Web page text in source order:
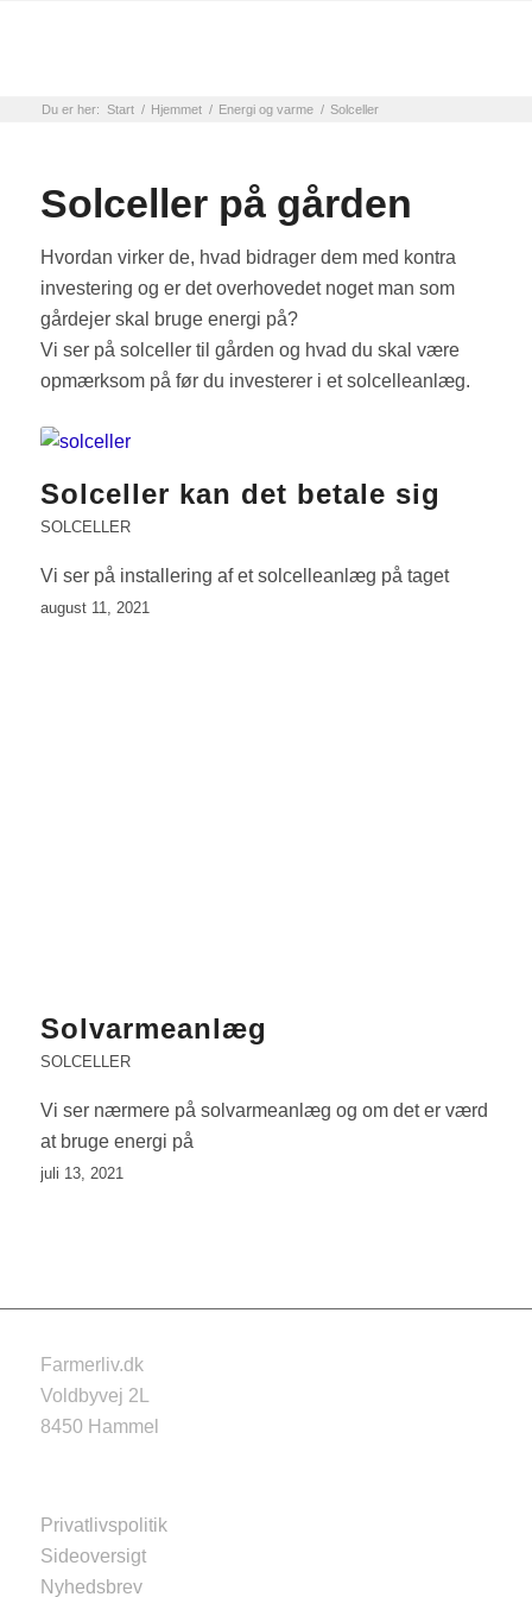
Du er her: Start / Hjemmet / Energi og varme / Solceller
Solceller på gården
Hvordan virker de, hvad bidrager dem med kontra
investering og er det overhovedet noget man som
gårdejer skal bruge energi på?
Vi ser på solceller til gården og hvad du skal være
opmærksom på før du investerer i et solcelleanlæg.
Solceller kan det betale sig
SOLCELLER
Vi ser på installering af et solcelleanlæg på taget
august 11, 2021
Solvarmeanlæg
SOLCELLER
Vi ser nærmere på solvarmeanlæg og om det er værd
at bruge energi på
juli 13, 2021
Farmerliv.dk
Voldbyvej 2L
8450 Hammel
Privatlivspolitik
Sideoversigt
Nyhedsbrev